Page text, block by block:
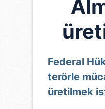
Federal
terörle
üretilmek